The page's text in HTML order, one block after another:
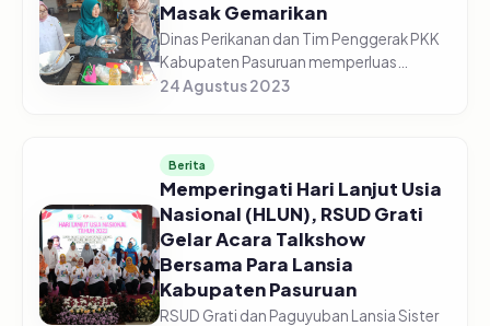
Masak Gemarikan
Dinas Perikanan dan Tim Penggerak PKK
Kabupaten Pasuruan memperluas
kampanye Gemarikan (Gerakan
Pasuruan pad...
24 Agustus 2023
Berita
Memperingati Hari Lanjut Usia
Nasional (HLUN), RSUD Grati
Gelar Acara Talkshow
Bersama Para Lansia
Kabupaten Pasuruan
RSUD Grati dan Paguyuban Lansia Sister